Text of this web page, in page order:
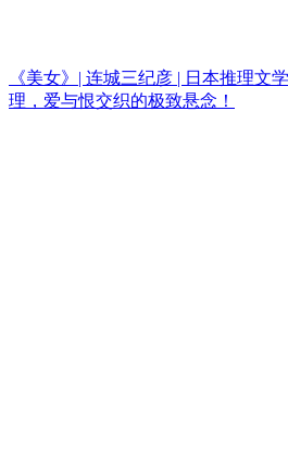
《美女》| 连城三纪彦 | 日本推理文
理，爱与恨交织的极致悬念！